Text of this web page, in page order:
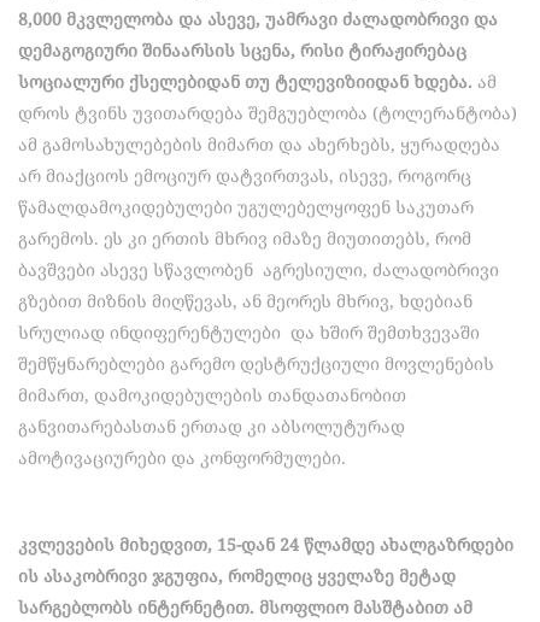
8,000 მკვლელობა და ასევე, უამრავი ძალადობრივი და
დემაგოგიური შინაარსის სცენა, რისი ტირაჟირებაც
სოციალური ქსელებიდან თუ ტელევიზიიდან ხდება. ამ
დროს ტვინს უვითარდება შემგუებლობა (ტოლერანტობა)
ამ გამოსახულებების მიმართ და ახერხებს, ყურადღება
არ მიაქციოს ემოციურ დატვირთვას, ისევე, როგორც
წამალდამოკიდებულები უგულებელყოფენ საკუთარ
გარემოს. ეს კი ერთის მხრივ იმაზე მიუთითებს, რომ
ბავშვები ასევე სწავლობენ აგრესიული, ძალადობრივი
გზებით მიზნის მიღწევას, ან მეორეს მხრივ, ხდებიან
სრულიად ინდიფერენტულები და ხშირ შემთხვევაში
შემწყნარებლები გარემო დესტრუქციული მოვლენების
მიმართ, დამოკიდებულების თანდათანობით
განვითარებასთან ერთად კი აბსოლუტურად
ამოტივაციურები და კონფორმულები.
კვლევების მიხედვით, 15-დან 24 წლამდე ახალგაზრდები
ის ასაკობრივი ჯგუფია, რომელიც ყველაზე მეტად
სარგებლობს ინტერნეტით. მსოფლიო მასშტაბით ამ